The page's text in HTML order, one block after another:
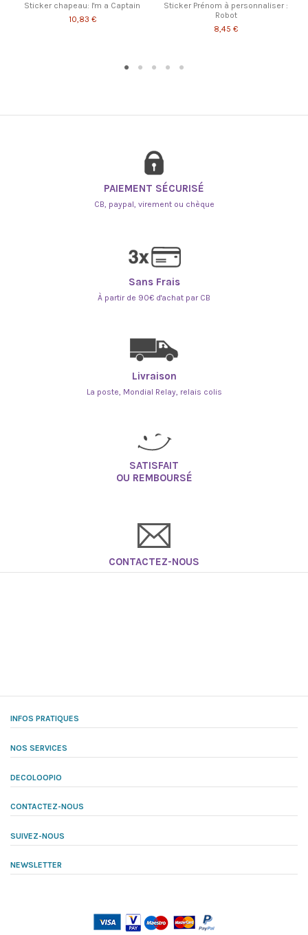
Sticker chapeau: I'm a Captain
10,83 €
Sticker Prénom à personnaliser :
Robot
8,45 €
PAIEMENT SÉCURISÉ
CB, paypal, virement ou chèque
Sans Frais
À partir de 90€ d'achat par CB
Livraison
La poste, Mondial Relay, relais colis
SATISFAIT
OU REMBOURSÉ
CONTACTEZ-NOUS
INFOS PRATIQUES
NOS SERVICES
DECOLOOPIO
CONTACTEZ-NOUS
SUIVEZ-NOUS
NEWSLETTER